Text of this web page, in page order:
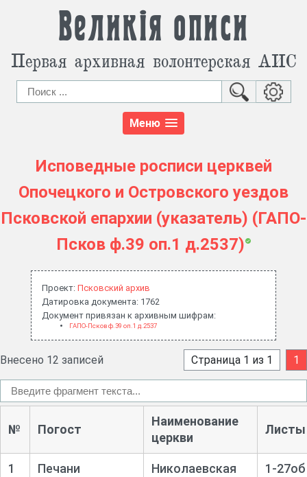
Великія описи
Первая архивная волонтерская АИС
Меню
Исповедные росписи церквей
Опочецкого и Островского уездов
Псковской епархии (указатель) (ГАПО-
Псков ф.39 оп.1 д.2537)
Проект: Псковский архив
Датировка документа: 1762
Документ привязан к архивным шифрам:
ГАПО-Псков ф.39 оп.1 д.2537
Внесено 12 записей Страница 1 из 1 1
№ Погост
Наименование
церкви
Листы
1 Печани Николаевская 1-27об